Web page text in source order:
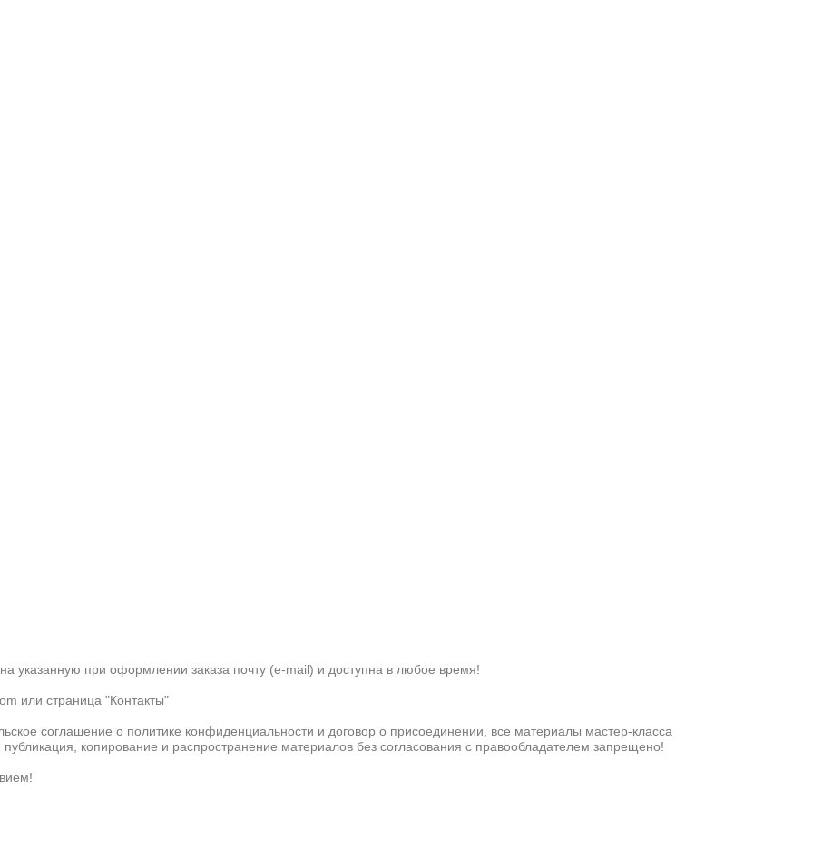
указанную при оформлении заказа почту (e-mail) и доступна в любое время!
или страница "Контакты"
соглашение о политике конфиденциальности и договор о присоединении, все материалы мастер-класса
копирование и распространение материалов без согласования с правообладателем запрещено!